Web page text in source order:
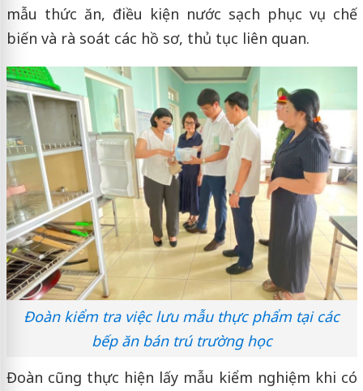
mẫu thức ăn, điều kiện nước sạch phục vụ chế
biến và rà soát các hồ sơ, thủ tục liên quan.
Đoàn kiểm tra việc lưu mẫu thực phẩm tại các
bếp ăn bán trú trường học
Đoàn cũng thực hiện lấy mẫu kiểm nghiệm khi có